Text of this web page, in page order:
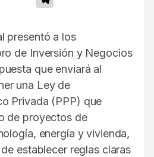
presentó a los
de Inversión y Negocios
que enviará al
una Ley de
Privada (PPP) que
de proyectos de
energía y vivienda,
establecer reglas claras